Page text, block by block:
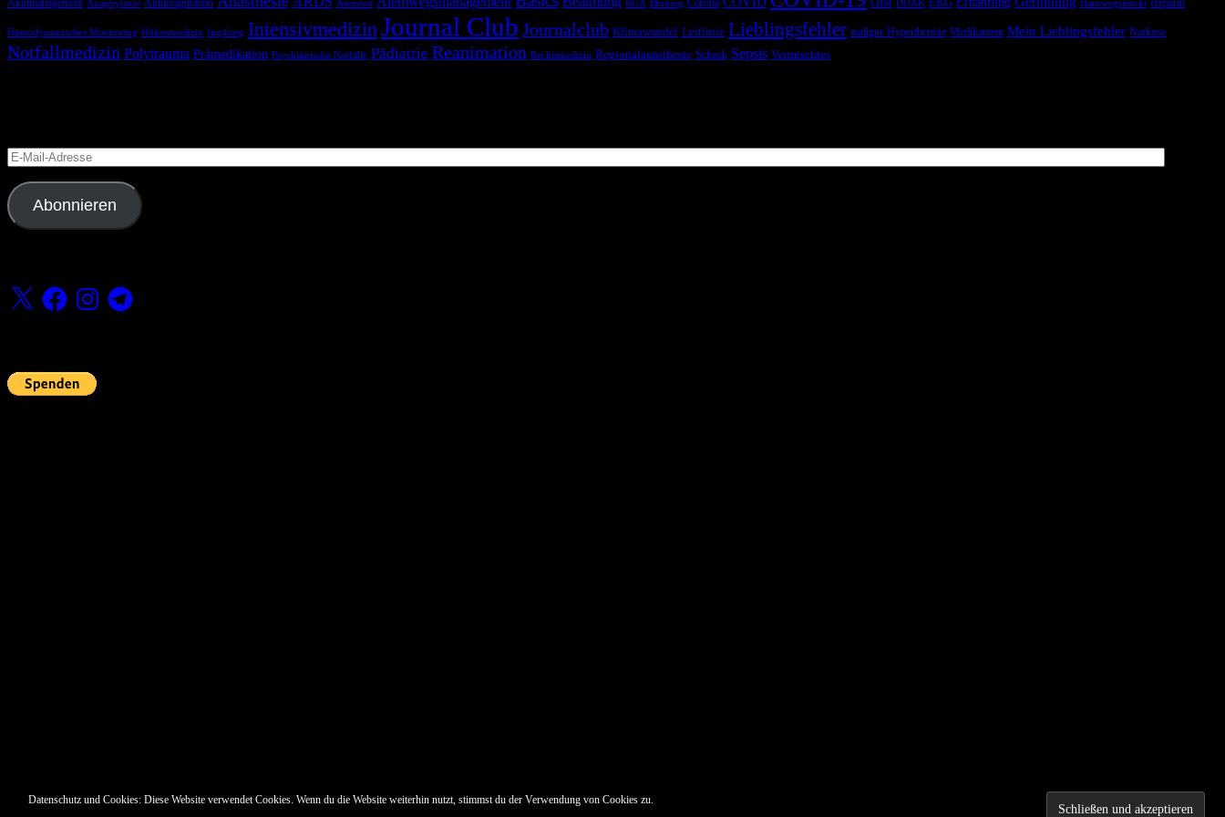
Anaphylaxie Atemnot BGA Blutung CRM DOAK Harnwegsinfekt
Hämodynamisches Monitoring Höhenmedizin Impfung Intensivmedizin Journal Club Journalclub Klimawandel Leitlinie Lieblingsfehler maligne Hyperthermie Medikament Mein Lieblingsfehler Narkose
Notfallmedizin Polytrauma Prämedikation Psychiatrische Notfälle Pädiatrie Reanimation Rechtsmedizin Regionalanästhesie Schock Sepsis Vermischtes
E-
Mail-
Adresse
Abonnieren
X FacebookInstagramTelegram
Datenschutz und Cookies: Diese Website verwendet Cookies. Wenn du die Website weiterhin nutzt, stimmst du der Verwendung von Cookies zu.